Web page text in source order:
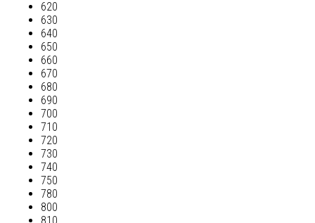
620
630
640
650
660
670
680
690
700
710
720
730
740
750
780
800